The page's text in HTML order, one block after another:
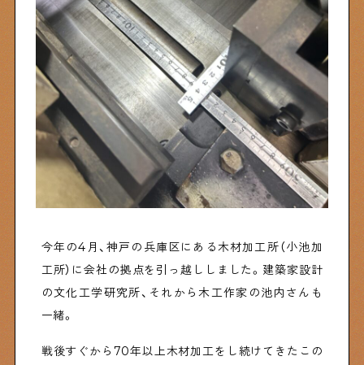
下町の店≒家
下町ならではの家みたいな店を紹介する記事です
ぶらり、下町
下町の特集記事です
画です
今年の4月、神戸の兵庫区にある木材加工所（小池加
工所）に会社の拠点を引っ越ししました。建築家設計
の文化工学研究所、それから木工作家の池内さんも
一緒。
戦後すぐから70年以上木材加工をし続けてきたこの